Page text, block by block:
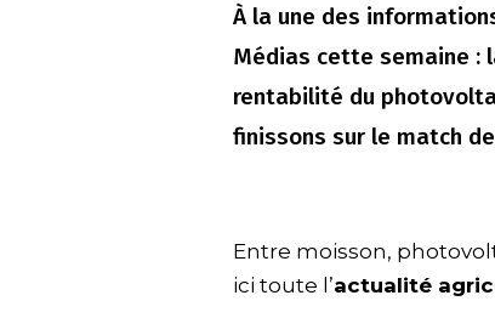
À la une des
Médias cette semaine :
rentabilité du
finissons sur le match
Entre moisson,
ici toute l’actualité